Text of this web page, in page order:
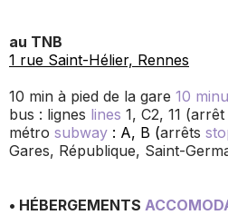
au TNB
1 rue Saint-Hélier, Rennes
10 min à pied de la gare 10
bus : lignes lines 1, C2, 11 (arrêt
métro subway : A, B (arrêts
Gares, République, Saint-
• HÉBERGEMENTS